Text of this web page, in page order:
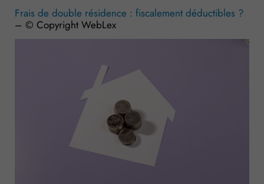
Frais de double résidence : fiscalement déductibles ?
– © Copyright WebLex